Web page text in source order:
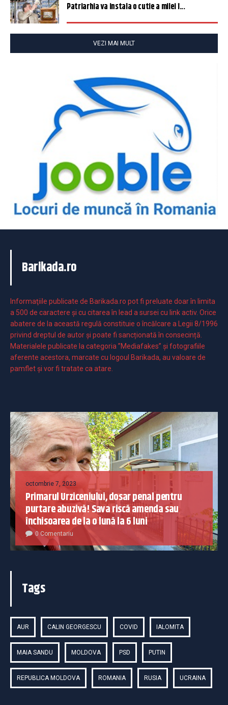
Patriarhia va instala o cutie a milei î...
VEZI MAI MULT
Barikada.ro
Informaţiile publicate de Barikada.ro pot fi preluate doar în limita
a 500 de caractere şi cu citarea în lead a sursei cu link activ. Orice
abatere de la această regulă constituie o încălcare a Legii 8/1996
privind dreptul de autor și poate fi sancționată în consecință.
Materialele publicate la categoria ”Mediafakes” și fotografiile
aferente acestora, marcate cu logoul Barikada, au valoare de
pamflet și vor fi tratate ca atare.
octombrie 7, 2023
Primarul Urziceniului, dosar penal pentru
purtare abuzivă! Sava riscă amenda sau
închisoarea de la o lună la 6 luni
0 Comentariu
Tags
AUR CALIN GEORGESCU COVID IALOMITA
MAIA SANDU MOLDOVA PSD PUTIN
REPUBLICA MOLDOVA ROMANIA RUSIA UCRAINA